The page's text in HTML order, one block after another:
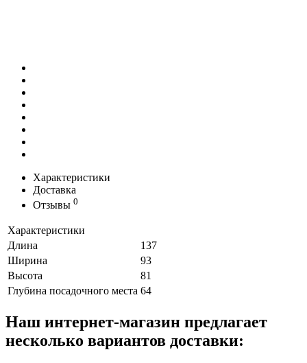
Характеристики
Доставка
Отзывы 0
Характеристики
Длина
137
Ширина
93
Высота
81
Глубина посадочного места 64
Наш интернет-магазин предлагает
несколько вариантов доставки: